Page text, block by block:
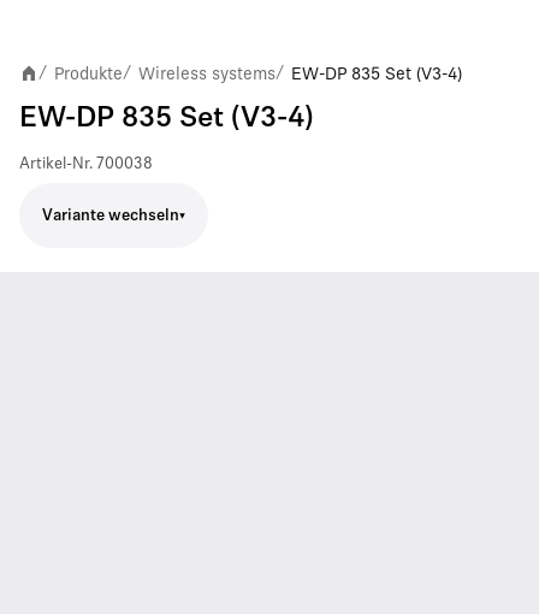
/ Produkte/ Wireless systems/ EW-DP 835 Set (V3-4)
EW-DP 835 Set (V3-4)
Artikel-Nr. 700038
Variante wechseln